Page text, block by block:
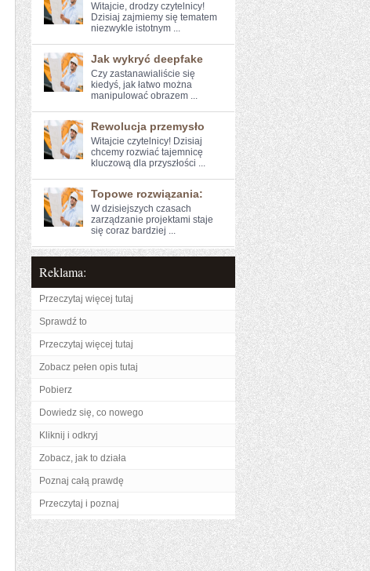
Witajcie, drodzy czytelnicy!
Dzisiaj zajmiemy się ⁤tematem
niezwykle istotnym ...
Jak wykryć deepfake
Czy zastanawialiście się
‍kiedyś, jak łatwo można
manipulować obrazem ...
Rewolucja przemysło
Witajcie czytelnicy! Dzisiaj ​
chcemy rozwiać⁣ tajemnicę
kluczową dla przyszłości ...
Topowe rozwiązania:
W dzisiejszych czasach
zarządzanie projektami staje
się coraz bardziej ...
Reklama:
Przeczytaj więcej tutaj
Sprawdź to
Przeczytaj więcej tutaj
Zobacz pełen opis tutaj
Pobierz
Dowiedz się, co nowego
Kliknij i odkryj
Zobacz, jak to działa
Poznaj całą prawdę
Przeczytaj i poznaj